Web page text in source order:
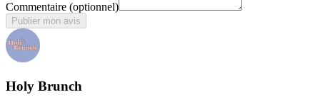
Commentaire (optionnel)
Publier mon avis
Holy Brunch